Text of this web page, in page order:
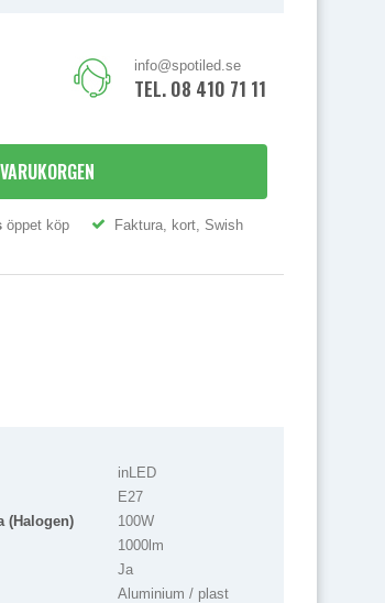
info@spotiled.se
TEL. 08 410 71 111
öppet köp Faktura, kort, Swish
inLED
E27
(Halogen)
100W
1000lm
Ja
Aluminium / plast